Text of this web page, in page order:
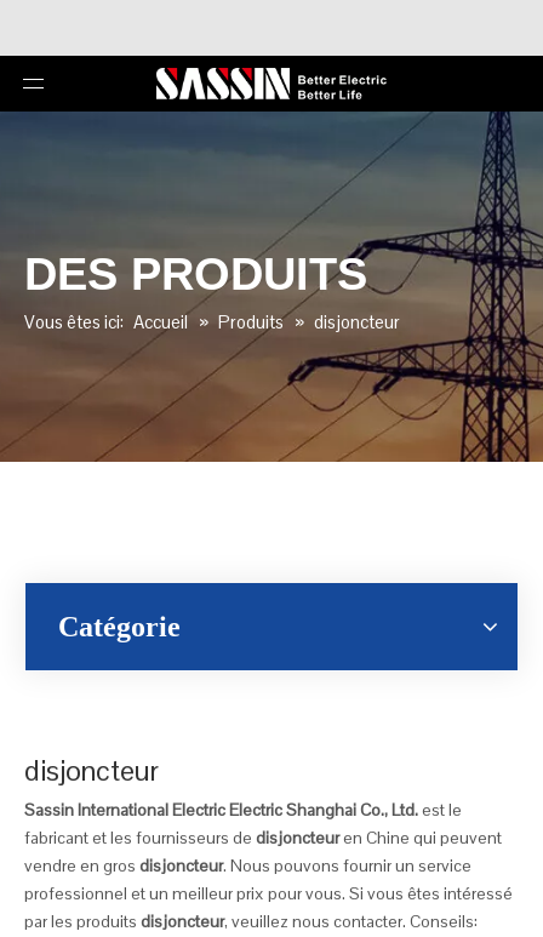
DES PRODUITS
Vous êtes ici: Accueil » Produits » disjoncteur
Catégorie
disjoncteur
Sassin International Electric Electric Shanghai Co., Ltd.est le
fabricant et les fournisseurs de disjoncteuren Chine qui peuvent
vendre en gros disjoncteur. Nous pouvons fournir un service
professionnel et un meilleur prix pour vous. Si vous êtes intéressé
par les produits disjoncteur, veuillez nous contacter. Conseils: